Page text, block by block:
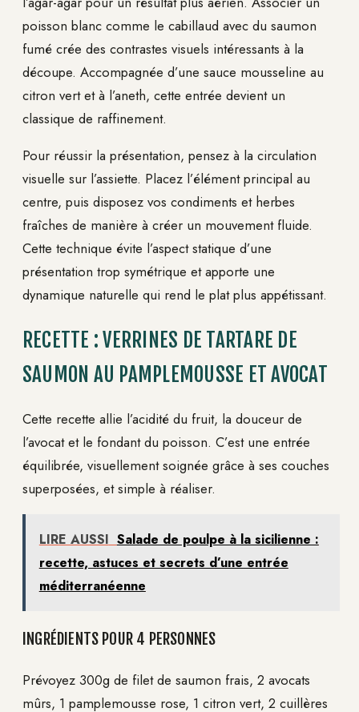
poisson blanc comme le cabillaud avec du saumon
fumé crée des contrastes visuels intéressants à la
découpe. Accompagnée d’une sauce mousseline au
citron vert et à l’aneth, cette entrée devient un
classique de raffinement.
Pour réussir la présentation, pensez à la circulation
visuelle sur l’assiette. Placez l’élément principal au
centre, puis disposez vos condiments et herbes
fraîches de manière à créer un mouvement fluide.
Cette technique évite l’aspect statique d’une
présentation trop symétrique et apporte une
dynamique naturelle qui rend le plat plus appétissant.
RECETTE : VERRINES DE TARTARE DE
SAUMON AU PAMPLEMOUSSE ET AVOCAT
Cette recette allie l’acidité du fruit, la douceur de
l’avocat et le fondant du poisson. C’est une entrée
équilibrée, visuellement soignée grâce à ses couches
superposées, et simple à réaliser.
LIRE AUSSI Salade de poulpe à la sicilienne :
recette, astuces et secrets d’une entrée
méditerranéenne
INGRÉDIENTS POUR 4 PERSONNES
Prévoyez 300g de filet de saumon frais, 2 avocats
mûrs, 1 pamplemousse rose, 1 citron vert, 2 cuillères